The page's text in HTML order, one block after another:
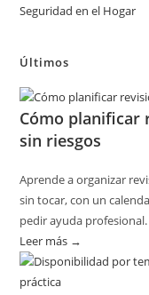
Seguridad en el Hogar
Últimos
Cómo planificar
sin riesgos
Aprende a organizar
sin tocar, con un
pedir ayuda profesional.
Leer más →
Cómo